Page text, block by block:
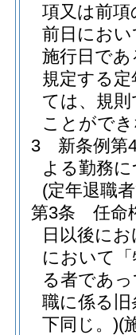
項又は前
前日にお
施行日で
規定する定
ては、規
ことがで
3
新条例第
よる勤務
(定年退職
第3条
任命
日以後に
において
る者であ
職に係る旧
下同じ。)(